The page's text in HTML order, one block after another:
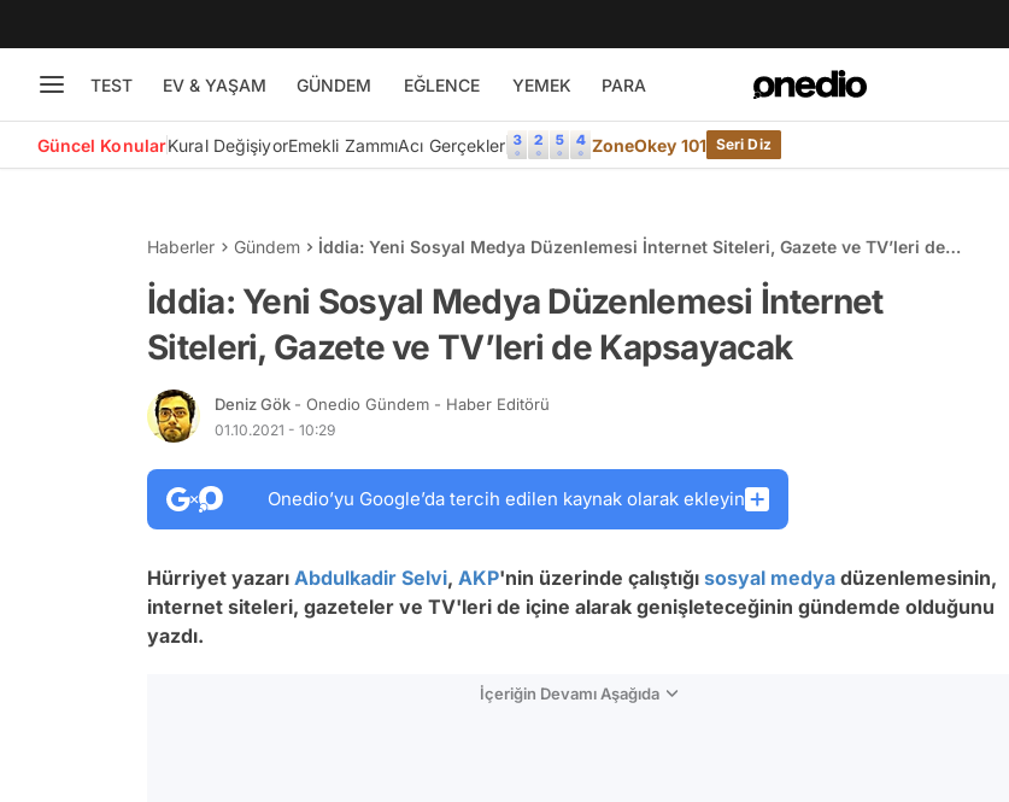
TEST EV & YAŞAM GÜNDEM EĞLENCE YEMEK PARA
Güncel KonularKural DeğişiyorEmekli ZammıAcı Gerçekler ZoneOkey 101 Seri Diz
Haberler Gündem
İddia: Yeni Sosyal Medya Düzenlemesi İnternet Siteleri, Gazete ve TV’leri de
İddia: Yeni Sosyal Medya Düzenlemesi İnternet
Siteleri, Gazete ve TV’leri de Kapsayacak
Deniz Gök - Onedio Gündem - Haber Editörü
01.10.2021 - 10:29
Onedio’yu Google’da tercih edilen kaynak olarak ekleyin
Hürriyet yazarı Abdulkadir Selvi, AKP'nin üzerinde çalıştığı sosyal medya düzenlemesinin,
internet siteleri, gazeteler ve TV'leri de içine alarak genişleteceğinin gündemde olduğunu
yazdı.
İçeriğin Devamı Aşağıda